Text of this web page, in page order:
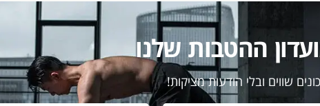
ההטבות שלנו
שווים ובלי הודעות מציקות!